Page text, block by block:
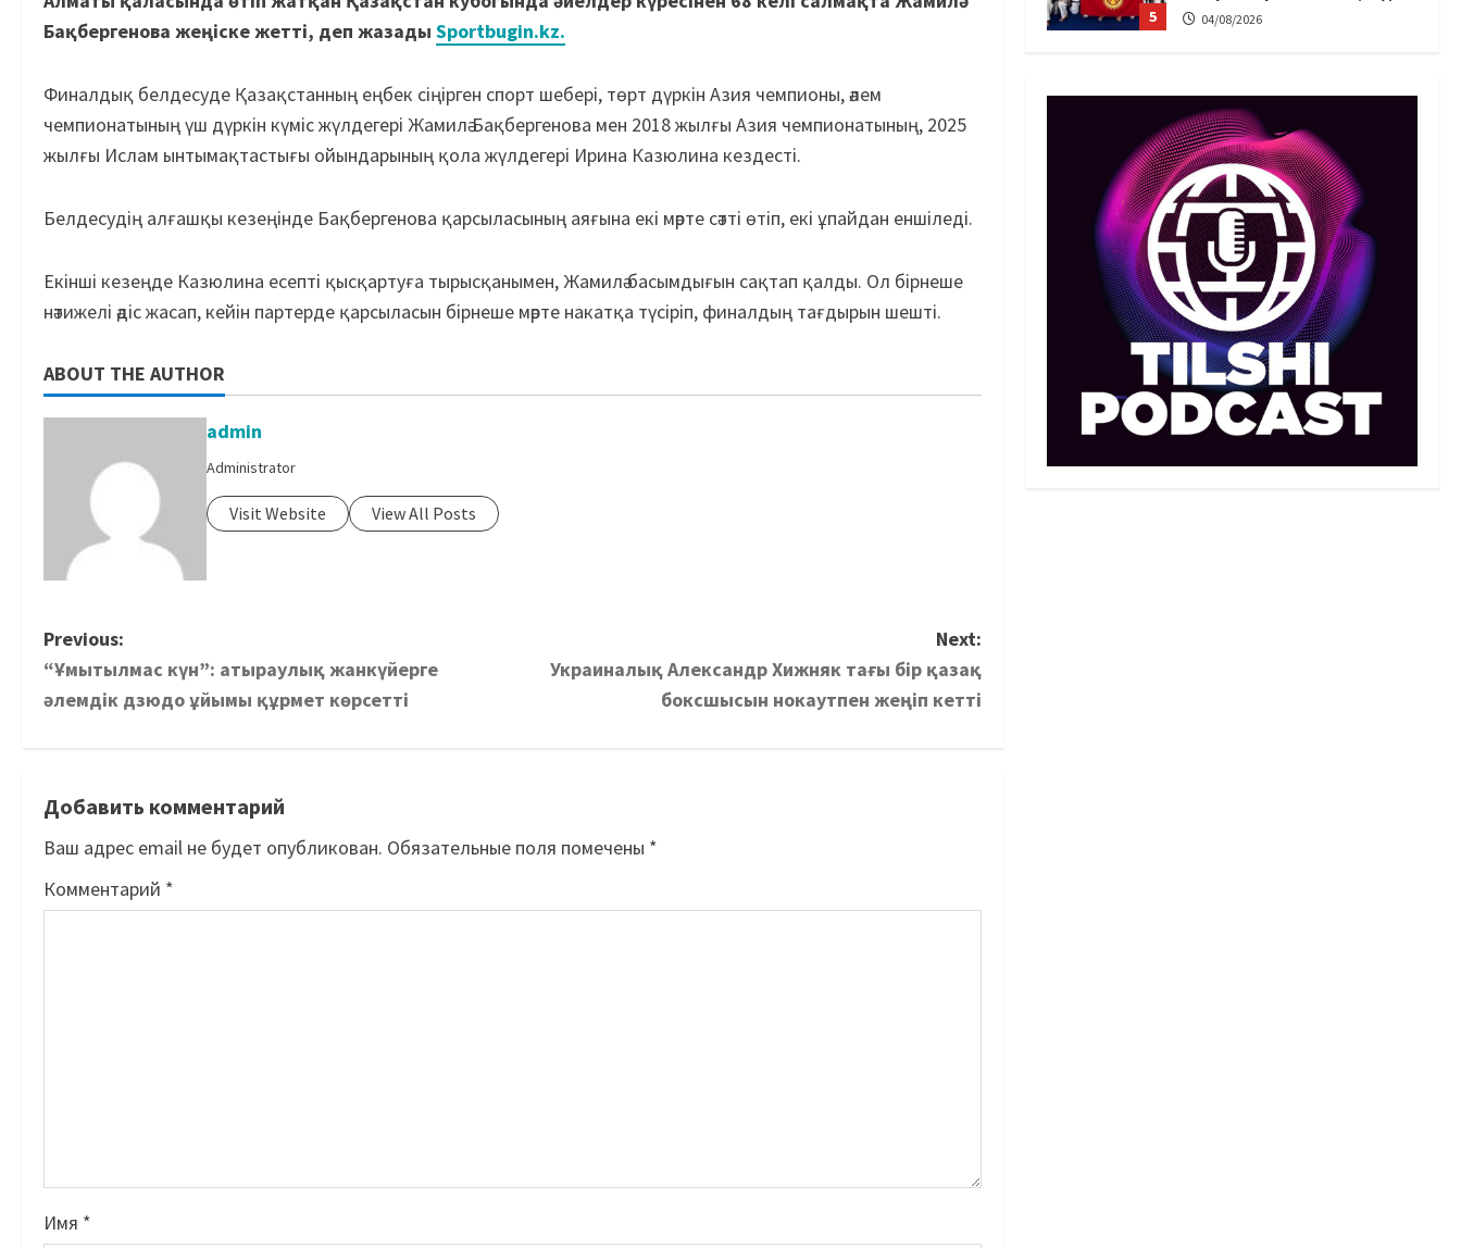
Бақбергенова жеңіске жетті, деп жазады Sportbugin.kz.
Финалдық белдесуде Қазақстанның еңбек сіңірген спорт шебері, төрт дүркін Азия чемпионы, әлем
чемпионатының үш дүркін күміс жүлдегері Жамилә Бақбергенова мен 2018 жылғы Азия чемпионатының, 2025
жылғы Ислам ынтымақтастығы ойындарының қола жүлдегері Ирина Казюлина кездесті.
Белдесудің алғашқы кезеңінде Бақбергенова қарсыласының аяғына екі мәрте сәтті өтіп, екі ұпайдан еншіледі.
Екінші кезеңде Казюлина есепті қысқартуға тырысқанымен, Жамилә басымдығын сақтап қалды. Ол бірнеше
нәтижелі әдіс жасап, кейін партерде қарсыласын бірнеше мәрте накатқа түсіріп, финалдың тағдырын шешті.
ABOUT THE AUTHOR
admin
Administrator
Visit Website View All Posts
Previous:
“Ұмытылмас күн”: атыраулық жанкүйерге
әлемдік дзюдо ұйымы құрмет көрсетті
Next:
Украиналық Александр Хижняк тағы бір қазақ
боксшысын нокаутпен жеңіп кетті
Добавить комментарий
Ваш адрес email не будет опубликован. Обязательные поля помечены *
Комментарий *
Имя *
5 04/08/2026
1
федерациясы
дағыстандық маманды
тағы да шақыртты
05/08/2026
2
Басты жаңалық Бокс
Санжар Тәшкенбайдың
кәсіпқой рингтегі алғашқы
қарсыласы анықталды
05/08/2026
3
Басты жаңалық Дзюдо
Сметов командаға керек:
Бас хатшы Азиадаға
баратын құрамға қатысты
не айтты
05/08/2026